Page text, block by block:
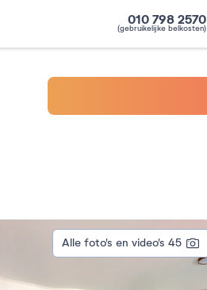
010 798 2570
(gebruikelijke belkosten)
Alle foto's en video's 45